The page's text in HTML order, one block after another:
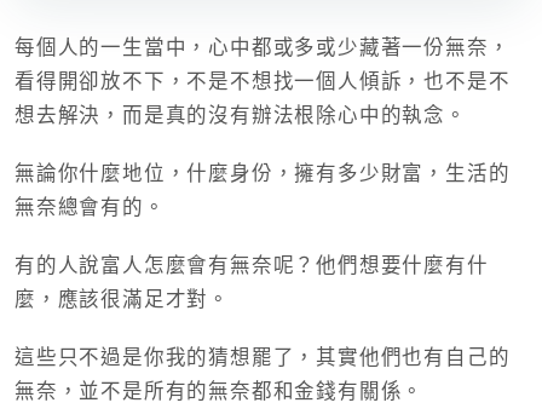
每個人的一生當中，心中都或多或少藏著一份無奈，
看得開卻放不下，不是不想找一個人傾訴，也不是不
想去解決，而是真的沒有辦法根除心中的執念。
無論你什麼地位，什麼身份，擁有多少財富，生活的
無奈總會有的。
有的人說富人怎麼會有無奈呢？他們想要什麼有什
麼，應該很滿足才對。
這些只不過是你我的猜想罷了，其實他們也有自己的
無奈，並不是所有的無奈都和金錢有關係。